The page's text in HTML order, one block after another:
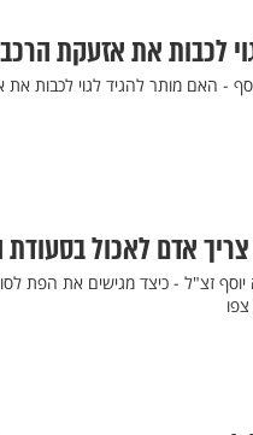
לכבות את אזעקת
- האם מותר להגיד לגוי לכבות
אדם לאכול
יוסף זצ"ל - כיצד מגישים את הפת